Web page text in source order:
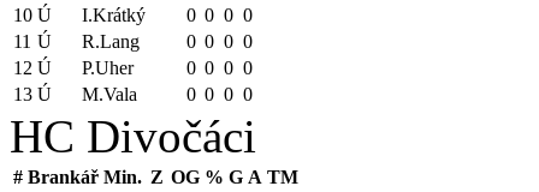
10 Ú I.Krátký 0 0 0 0
11 Ú R.Lang 0 0 0 0
12 Ú P.Uher 0 0 0 0
13 Ú M.Vala 0 0 0 0
HC Divočáci
# Brankář Min. Z OG % G A TM